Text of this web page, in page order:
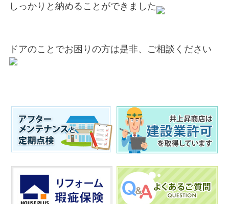
しっかりと納めることができました
ドアのことでお困りの方は是非、ご相談ください